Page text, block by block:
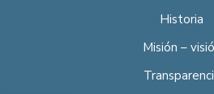
Historia
Misión –